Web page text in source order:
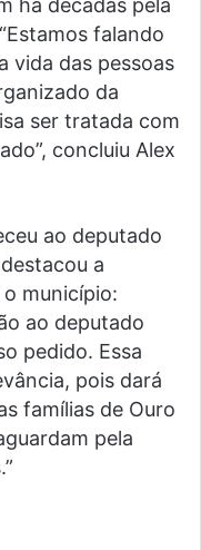
há décadas pela
falando
vida das pessoas
da
ser tratada com
concluiu Alex
ao deputado
a
município:
ao deputado
pedido. Essa
pois dará
famílias de Ouro
pela